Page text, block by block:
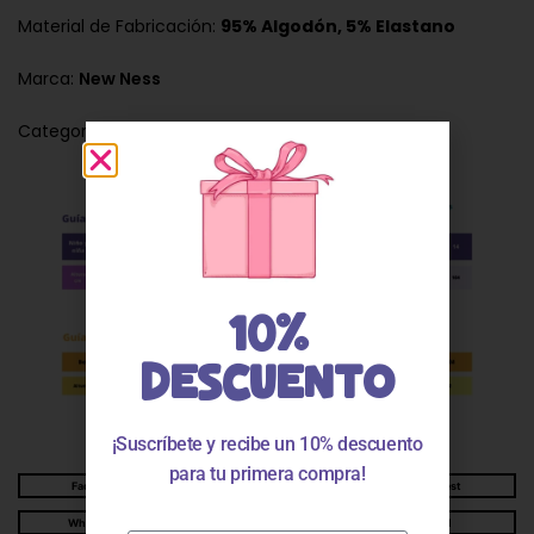
Material de Fabricación: 95% Algodón, 5% Elastano
Marca: New Ness
Categorías:
Facebook Pinterest
WhatsApp Email
10%
DESCUENTO
¡Suscríbete y recibe un 10% descuento
para tu primera compra!